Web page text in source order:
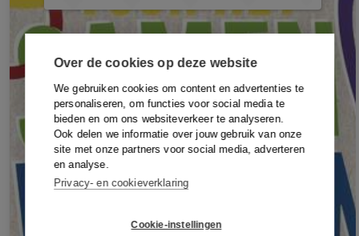
Over de cookies op deze website
We gebruiken cookies om content en advertenties te
personaliseren, om functies voor social media te
bieden en om ons websiteverkeer te analyseren.
Ook delen we informatie over jouw gebruik van onze
site met onze partners voor social media, adverteren
en analyse.
Privacy- en cookieverklaring
Cookie-instellingen